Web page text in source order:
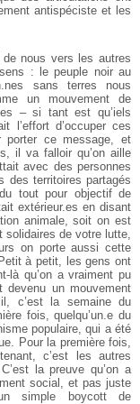
antispéciste et les
nous vers les autres
: le peuple noir au
sans terres nous
un mouvement de
– si tant est qu’iels
l’effort d’occuper ces
porter ce message, et
il va falloir qu’on aille
avec des personnes
des territoires partagés
tout pour objectif de
extérieur.es en disant
animale, soit on est
solidaires de votre lutte,
on porte aussi cette
à petit, les gens ont
là qu’on a vraiment pu
devenu un mouvement
c’est la semaine du
fois, quelqu’un.e du
populaire, qui a été
Pour la première fois,
c’est les autres
la preuve qu’on a
social, et pas juste
simple boycott de